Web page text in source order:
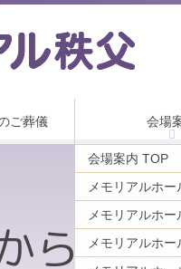
ご葬儀 会場
会場案内 TOP
メモリアルホー
メモリアルホ
ら親